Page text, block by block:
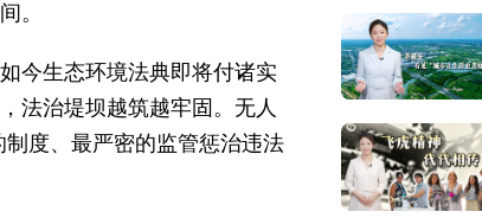
。
今生态环境法典即将付诸实
法治堤坝越筑越牢固。无人
制度、最严密的监管惩治违法